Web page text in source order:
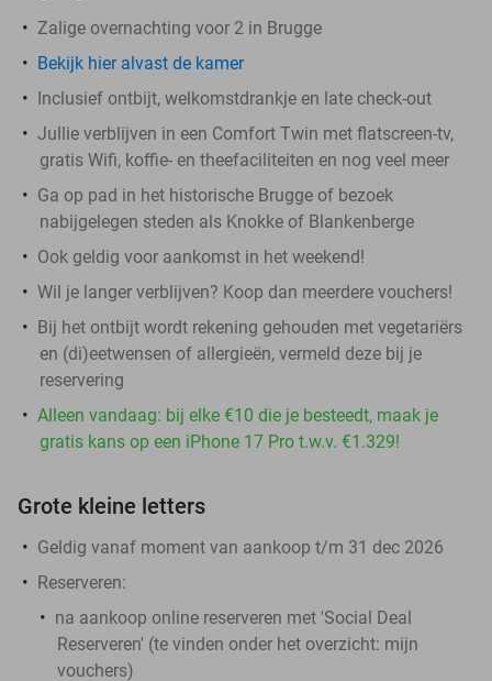
Zalige overnachting voor 2 in Brugge
Bekijk hier alvast de kamer
Inclusief ontbijt, welkomstdrankje en late check-out
Jullie verblijven in een Comfort Twin met flatscreen-tv,
gratis Wifi, koffie- en theefaciliteiten en nog veel meer
Ga op pad in het historische Brugge of bezoek
nabijgelegen steden als Knokke of Blankenberge
Ook geldig voor aankomst in het weekend!
Wil je langer verblijven? Koop dan meerdere vouchers!
Bij het ontbijt wordt rekening gehouden met vegetariërs
en (di)eetwensen of allergieën, vermeld deze bij je
reservering
Alleen vandaag: bij elke €10 die je besteedt, maak je
gratis kans op een iPhone 17 Pro t.w.v. €1.329!
Grote kleine letters
Geldig vanaf moment van aankoop t/m 31 dec 2026
Reserveren:
na aankoop online reserveren met 'Social Deal
Reserveren' (te vinden onder het overzicht: mijn
vouchers)